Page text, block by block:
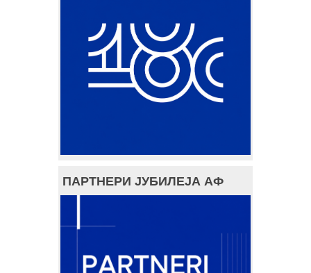
ПАРТНЕРИ ЈУБИЛЕЈА АФ